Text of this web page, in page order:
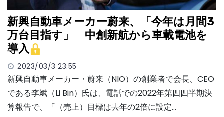
新興自動車メーカー蔚来、「今年は月間3
万台目指す」 中創新航から車載電池を
導入
2023/03/3 23:55
新興自動車メーカー・蔚来（NIO）の創業者で会長、CEO
である李斌（Li Bin）氏は、電話での2022年第四四半期決
算報告で、「（売上）目標は去年の2倍に設定…